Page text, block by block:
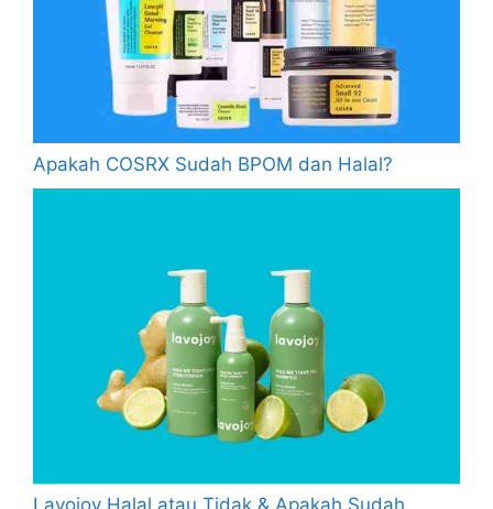
Apakah COSRX Sudah BPOM dan Halal?
Lavojoy Halal atau Tidak & Apakah Sudah